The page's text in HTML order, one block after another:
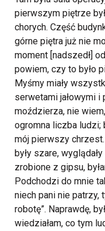
pierwszym piętrze
chorych. Część
górne piętra już nie
moment [nadszedł]
powiem, czy to było
Myśmy miały
serwetami jałowymi
moździerza, nie
ogromna liczba ludzi;
mój pierwszy
były szare,
zrobione z gipsu,
Podchodzi do mnie
niech pani nie patrzy,
robotę”. Naprawdę,
wiedziałam, co tym